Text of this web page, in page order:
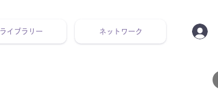
ライブラリー ネットワーク